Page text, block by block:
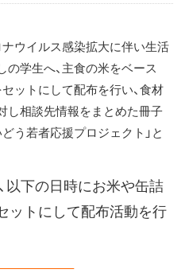
ウイルス感染拡大に伴い生活
学生へ、主食の米をベース
ットにして配布を行い、食材
し相談先情報をまとめた冊子
う若者応援プロジェクト」と
以下の日時にお米や缶詰
ットにして配布活動を行